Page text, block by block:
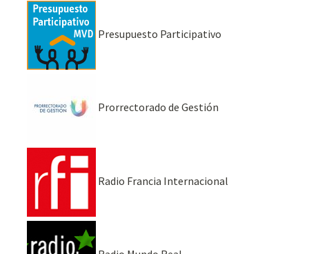
Presupuesto Participativo
Prorrectorado de Gestión
Radio Francia Internacional